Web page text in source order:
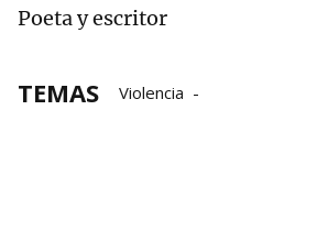
Poeta y escritor
TEMAS
Violencia